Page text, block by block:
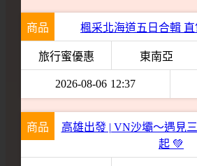
商品 楓采北海道五日合輯 直
旅行蜜優惠 東南亞
2026-08-06 12:37
商品
高雄出發 | VN沙壩～遇見
起 💚